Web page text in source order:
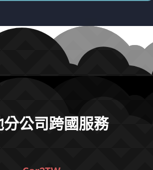
分公司跨國服務